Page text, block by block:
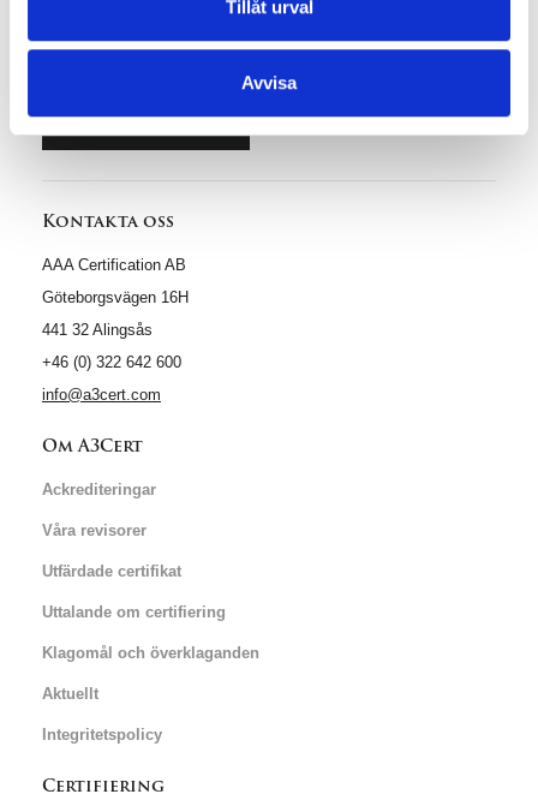
Tillåt urval
Avvisa
Byt till A3Cert
Kontakta oss
AAA Certification AB
Göteborgsvägen 16H
441 32 Alingsås
+46 (0) 322 642 600
info@a3cert.com
Om A3Cert
Ackrediteringar
Våra revisorer
Utfärdade certifikat
Uttalande om certifiering
Klagomål och överklaganden
Aktuellt
Integritetspolicy
Certifiering